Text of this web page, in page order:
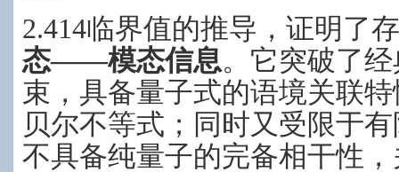
2.414临界值的推导，证明了
态——模态信息。它突破了
束，具备量子式的语境关联
贝尔不等式；同时又受限于
不具备纯量子的完备相干性，